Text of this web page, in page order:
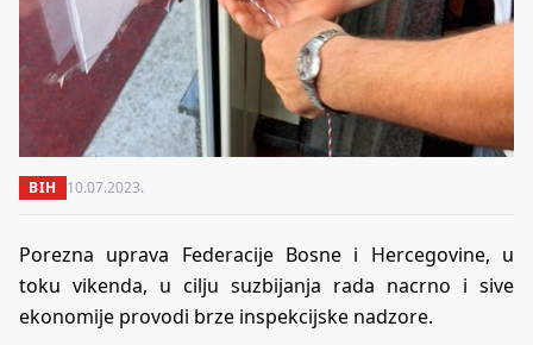
BIH 10.07.2023.
Porezna uprava Federacije Bosne i Hercegovine, u
toku vikenda, u cilju suzbijanja rada nacrno i sive
ekonomije provodi brze inspekcijske nadzore.